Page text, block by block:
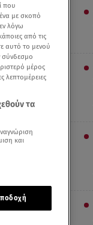
που
με σκοπό
λόγω
από τις
αυτό το μενού
σύνδεσμο
μέρος
λεπτομέρειες
τα
και